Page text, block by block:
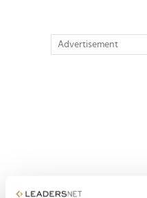
Advertisement